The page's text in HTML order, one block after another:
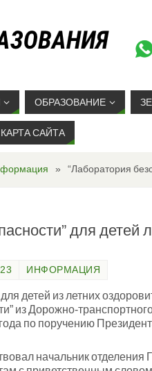
ОБРАЗОВАНИЕ
КАРТА САЙТА
» “Лаборатория
для детей
ИНФОРМАЦИЯ
детей из летних
из Дорожно-
по поручению
начальник